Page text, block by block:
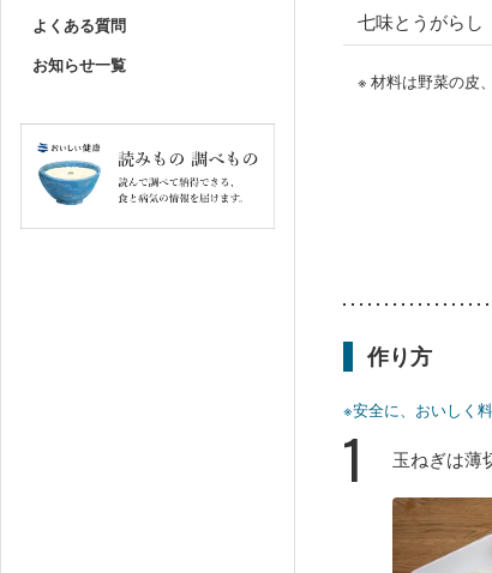
よくある質問
お知らせ一覧
七味とうがらし
※ 材料は野菜の皮
作り方
※安全に、おいしく
1 玉ねぎは薄